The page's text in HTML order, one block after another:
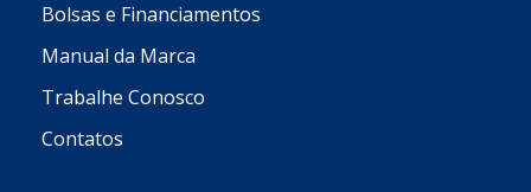
Bolsas e Financiamentos
Manual da Marca
Trabalhe Conosco
Contatos